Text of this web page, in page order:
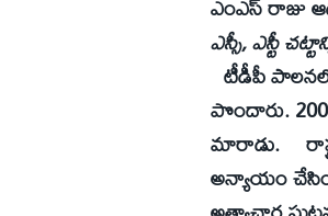
ఎస్సీ, ఎస్టీ
టీడీపీ
పొందారు.
మారాడు.
అన్యాయం